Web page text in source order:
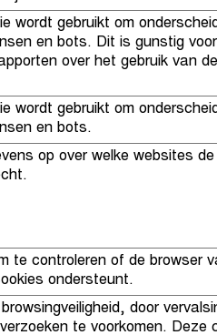
wordt gebruikt om
en bots. Dit is gunstig
over het gebruik van
wordt gebruikt om
en bots.
op over welke websites
te controleren of de browser
ondersteunt.
door
te voorkomen. Deze